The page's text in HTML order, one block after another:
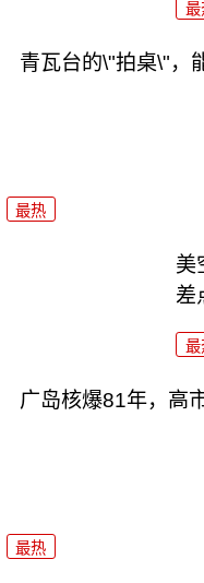
最
青瓦台的\"拍桌\"，
最热
美
差
最
广岛核爆81年，高
最热